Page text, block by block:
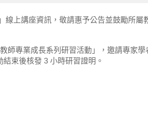
上講座資訊，敬請惠予公告並鼓勵所屬
師專業成長系列研習活動」，邀請專家學
束後核發 3 小時研習證明。